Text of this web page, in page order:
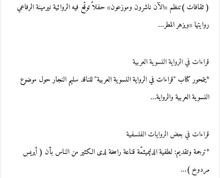
( ثقافات )تنظم «الآن ناشرون وموزعون» حفلاً توقّع فيه الروائية نيرمينة الرفاعي
روايتها «ويزهر المطر…
قراءات في الرواية النسوية العربية
*يتمحور كتاب "قراءات في الرواية النسوية العربية" للناقد سليم النجار حول موضوع
النسوية العربية والرواية…
قراءات في بعض الروايات الفلسفية
*ترجمة وتقديم: لطفية الدليميثمّة قناعة راسخة لدى الكثير من الناس بأن ( أيريس
مردوخ )…